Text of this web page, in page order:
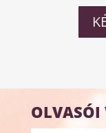
OLVASÓI